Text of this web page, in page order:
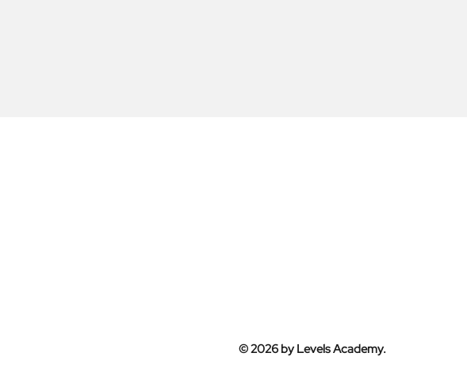
© 2026 by Levels Academy.